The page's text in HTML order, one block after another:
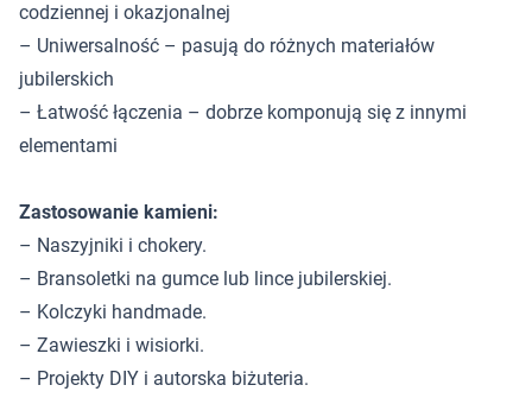
codziennej i okazjonalnej
– Uniwersalność – pasują do różnych materiałów
jubilerskich
– Łatwość łączenia – dobrze komponują się z innymi
elementami
Zastosowanie kamieni:
– Naszyjniki i chokery.
– Bransoletki na gumce lub lince jubilerskiej.
– Kolczyki handmade.
– Zawieszki i wisiorki.
– Projekty DIY i autorska biżuteria.